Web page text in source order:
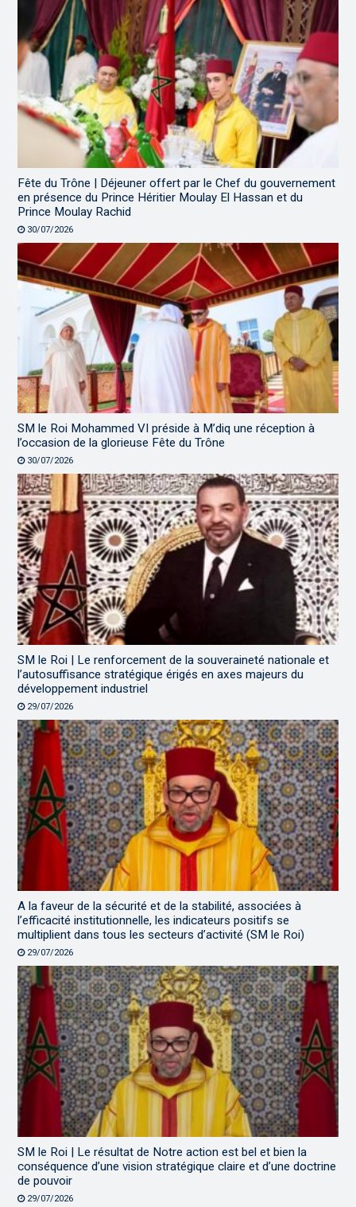
Fête du Trône | Déjeuner offert par le Chef du gouvernement
en présence du Prince Héritier Moulay El Hassan et du
Prince Moulay Rachid
30/07/2026
SM le Roi Mohammed VI préside à M’diq une réception à
l’occasion de la glorieuse Fête du Trône
30/07/2026
SM le Roi | Le renforcement de la souveraineté nationale et
l’autosuffisance stratégique érigés en axes majeurs du
développement industriel
29/07/2026
A la faveur de la sécurité et de la stabilité, associées à
l’efficacité institutionnelle, les indicateurs positifs se
multiplient dans tous les secteurs d’activité (SM le Roi)
29/07/2026
SM le Roi | Le résultat de Notre action est bel et bien la
conséquence d’une vision stratégique claire et d’une doctrine
de pouvoir
29/07/2026